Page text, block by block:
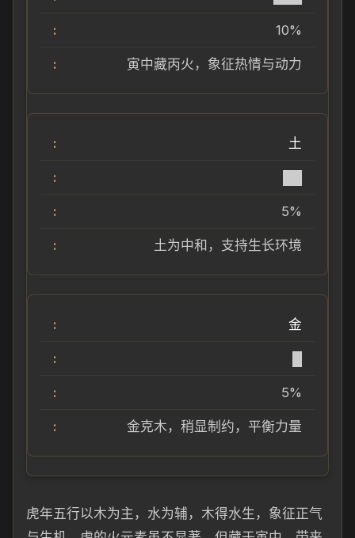
10%
寅中藏丙火，象征热情与动力
土
5%
土为中和，支持生长环境
金
5%
金克木，稍显制约，平衡力量
虎年五行以木为主，水为辅，木得水生，象征正气